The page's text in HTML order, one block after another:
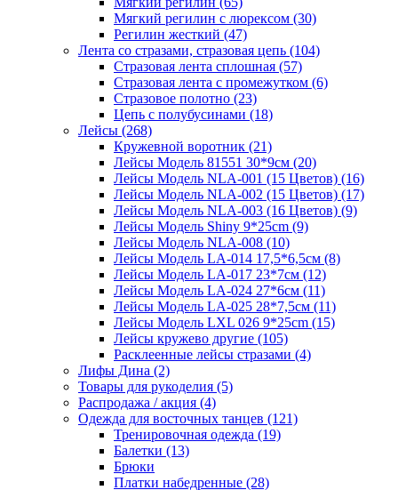
Мягкий регилин с люрексом (30)
Регилин жесткий (47)
Лента со стразами, стразовая цепь (104)
Стразовая лента сплошная (57)
Стразовая лента с промежутком (6)
Стразовое полотно (23)
Цепь с полубусинами (18)
Лейсы (268)
Кружевной воротник (21)
Лейсы Модель 81551 30*9см (20)
Лейсы Модель NLA-001 (15 Цветов) (16)
Лейсы Модель NLA-002 (15 Цветов) (17)
Лейсы Модель NLA-003 (16 Цветов) (9)
Лейсы Модель Shiny 9*25cm (9)
Лейсы Модель NLA-008 (10)
Лейсы Модель LA-014 17,5*6,5см (8)
Лейсы Модель LA-017 23*7см (12)
Лейсы Модель LA-024 27*6см (11)
Лейсы Модель LA-025 28*7,5см (11)
Лейсы Модель LXL 026 9*25cm (15)
Лейсы кружево другие (105)
Расклеенные лейсы стразами (4)
Лифы Дина (2)
Товары для рукоделия (5)
Распродажа / акция (4)
Одежда для восточных танцев (121)
Тренировочная одежда (19)
Балетки (13)
Брюки
Платки набедренные (28)